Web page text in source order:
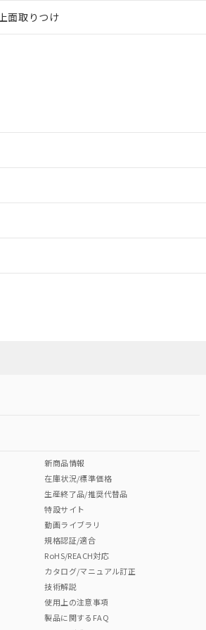
面取りつけ
ダウンロ
Cr(VI)
れた商品であっても、流通在庫等で未対応
業部門もしくは販売店へお問い合わせくだ
新商品情報
在庫状況/標準価格
生産終了品/推奨代替品
特設サイト
動画ライブラリ
規格認証/適合
RoHS/REACH対応
カタログ/マニュアル訂正
技術解説
使用上の注意事項
製品に関するFAQ